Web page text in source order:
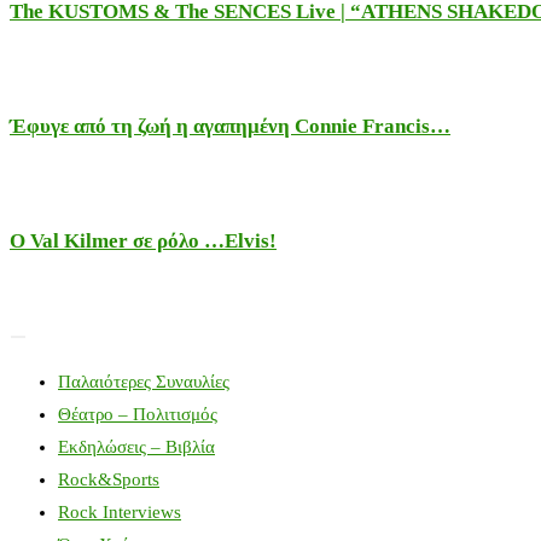
The KUSTOMS & The SENCES Live | “ATHENS
Έφυγε από τη ζωή η αγαπημένη Connie Francis…
Ο Val Kilmer σε ρόλο …Elvis!
Παλαιότερες Συναυλίες
Θέατρο – Πολιτισμός
Εκδηλώσεις – Βιβλία
Rock&Sports
Rock Interviews